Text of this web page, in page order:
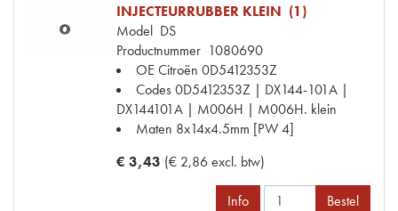
INJECTEURRUBBER KLEIN (1)
Model DS
Productnummer 1080690
OE Citroën 0D5412353Z
Codes0D5412353Z | DX144-101A |
DX144101A | M006H | M006H. klein
Maten 8x14x4.5mm [PW 4]
€ 3,43 (€ 2,86 excl. btw)
Info Bestel